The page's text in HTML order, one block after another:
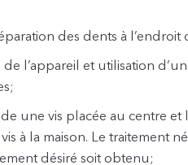
des dents à l’endroit
l’appareil et utilisation
une vis placée au centre
à la maison. Le traitement
désiré soit obtenu;